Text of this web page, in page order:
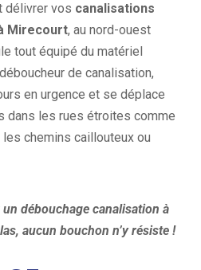
délivrer vos canalisations
Mirecourt, au nord-ouest
tout équipé du matériel
de canalisation,
en urgence et se déplace
dans les rues étroites comme
chemins caillouteux ou
débouchage canalisation à
aucun bouchon n’y résiste !